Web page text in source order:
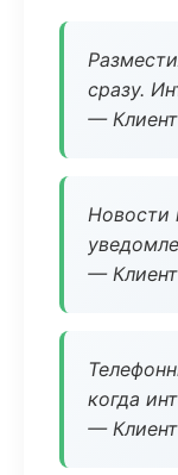
сразу.
—
Новости
—
когда
—